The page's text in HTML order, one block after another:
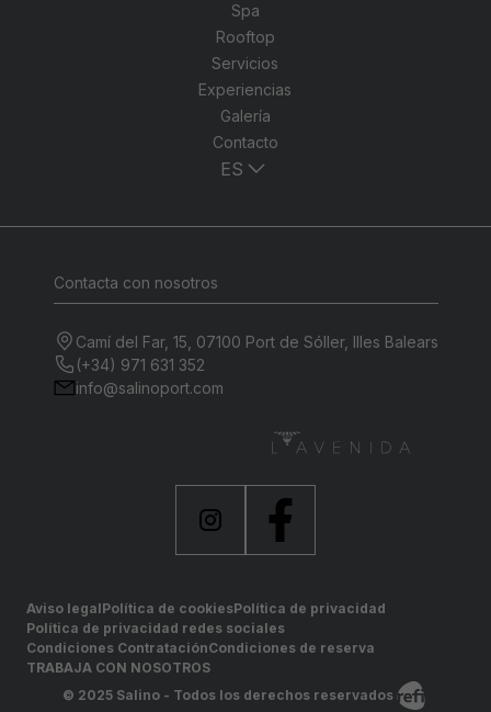
Spa
Rooftop
Servicios
Experiencias
Galería
Contacto
ES
Contacta con nosotros
Camí del Far, 15, 07100 Port de Sóller, Illes Balears
(+34) 971 631 352
info@salinoport.com
Aviso legalPolítica de cookiesPolítica de privacidad
Política de privacidad redes sociales
Condiciones ContrataciónCondiciones de reserva
TRABAJA CON NOSOTROS
© 2025 Salino - Todos los derechos reservados